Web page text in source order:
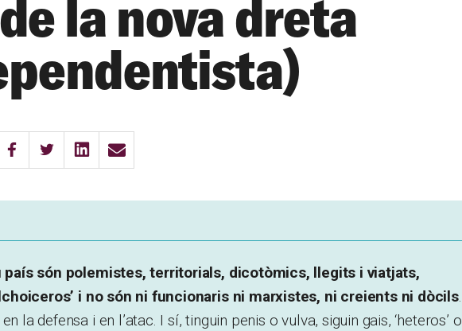
la nova dreta
país són polemistes, territorials, dicotòmics, llegits i viatjats,
i no són ni funcionaris ni marxistes, ni creients ni dòcils.
la defensa i en l’atac. I sí, tinguin penis o vulva, siguin gais, ‘heteros’ o